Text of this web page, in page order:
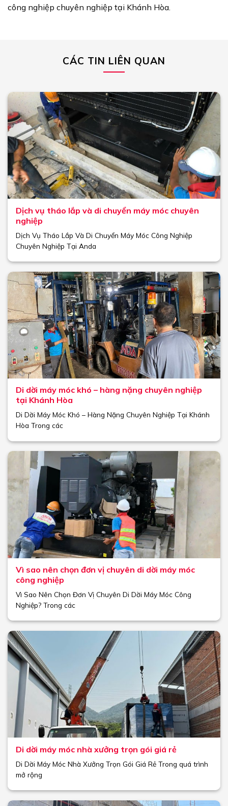
công nghiệp chuyên nghiệp tại Khánh Hòa.
CÁC TIN LIÊN QUAN
Dịch vụ tháo lắp và di chuyển máy móc chuyên
nghiệp
Dịch Vụ Tháo Lắp Và Di Chuyển Máy Móc Công Nghiệp
Chuyên Nghiệp Tại Anda
Di dời máy móc khó – hàng nặng chuyên nghiệp
tại Khánh Hòa
Di Dời Máy Móc Khó – Hàng Nặng Chuyên Nghiệp Tại Khánh
Hòa Trong các
Vì sao nên chọn đơn vị chuyên di dời máy móc
công nghiệp
Vì Sao Nên Chọn Đơn Vị Chuyên Di Dời Máy Móc Công
Nghiệp? Trong các
Di dời máy móc nhà xưởng trọn gói giá rẻ
Di Dời Máy Móc Nhà Xưởng Trọn Gói Giá Rẻ Trong quá trình
mở rộng